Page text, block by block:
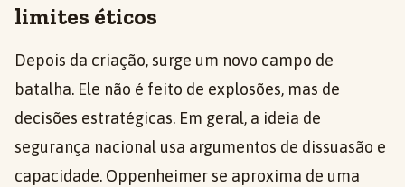
limites éticos
Depois da criação, surge um novo campo de
batalha. Ele não é feito de explosões, mas de
decisões estratégicas. Em geral, a ideia de
segurança nacional usa argumentos de dissuasão e
capacidade. Oppenheimer se aproxima de uma